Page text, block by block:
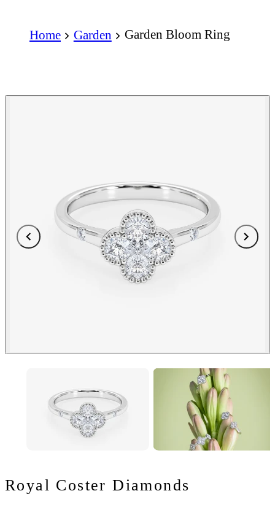
Home Garden Garden Bloom Ring
Royal Coster Diamonds